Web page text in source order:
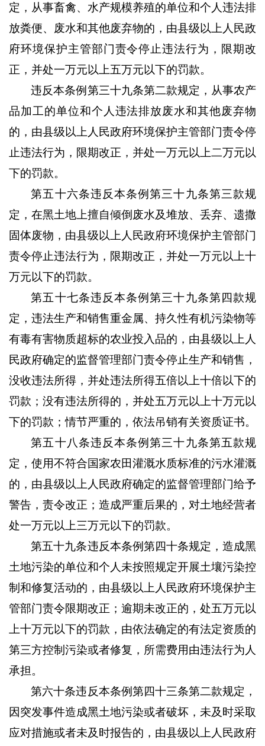
定，从事畜禽、水产规模养殖的单位和个人违法排
放粪便、废水和其他废弃物的，由县级以上人民政
府环境保护主管部门责令停止违法行为，限期改
正，并处一万元以上五万元以下的罚款。
违反本条例第三十九条第二款规定，从事农产
品加工的单位和个人违法排放废水和其他废弃物
的，由县级以上人民政府环境保护主管部门责令停
止违法行为，限期改正，并处一万元以上二万元以
下的罚款。
第五十六条违反本条例第三十九条第三款规
定，在黑土地上擅自倾倒废水及堆放、丢弃、遗撒
固体废物，由县级以上人民政府环境保护主管部门
责令停止违法行为，限期改正，并处一万元以上十
万元以下的罚款。
第五十七条违反本条例第三十九条第四款规
定，违法生产和销售重金属、持久性有机污染物等
有毒有害物质超标的农业投入品的，由县级以上人
民政府确定的监督管理部门责令停止生产和销售，
没收违法所得，并处违法所得五倍以上十倍以下的
罚款；没有违法所得的，并处五万元以上十万元以
下的罚款；情节严重的，依法吊销有关资质证书。
第五十八条违反本条例第三十九条第五款规
定，使用不符合国家农田灌溉水质标准的污水灌溉
的，由县级以上人民政府确定的监督管理部门给予
警告，责令改正；造成严重后果的，对土地经营者
处一万元以上三万元以下的罚款。
第五十九条违反本条例第四十条规定，造成黑
土地污染的单位和个人未按照规定开展土壤污染控
制和修复活动的，由县级以上人民政府环境保护主
管部门责令限期改正；逾期未改正的，处五万元以
上十万元以下的罚款，由依法确定的有法定资质的
第三方控制污染或者修复，所需费用由违法行为人
承担。
第六十条违反本条例第四十三条第二款规定，
因突发事件造成黑土地污染或者破坏，未及时采取
应对措施或者未及时报告的，由县级以上人民政府